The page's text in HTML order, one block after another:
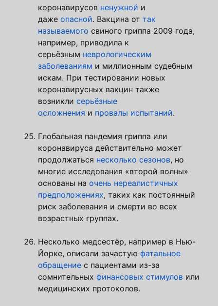
коронавирусов ненужной и
даже опасной. Вакцина от так
называемого свиного гриппа 2009 года,
например, приводила к
серьёзным неврологическим
заболеваниям и миллионным судебным
искам. При тестировании новых
коронавирусных вакцин также
возникли серьёзные
осложнения и провалы испытаний.
Глобальная пандемия гриппа или
коронавируса действительно может
продолжаться несколько сезонов, но
многие исследования «второй волны»
основаны на очень нереалистичных
предположениях, таких как постоянный
риск заболевания и смерти во всех
возрастных группах.
Несколько медсестёр, например в Нью-
Йорке, описали зачастую фатальное
обращение с пациентами из-за
сомнительных финансовых стимулов или
медицинских протоколов.